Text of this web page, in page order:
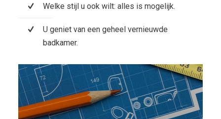
Welke stijl u ook wilt: alles is mogelijk.
U geniet van een geheel vernieuwde
badkamer.